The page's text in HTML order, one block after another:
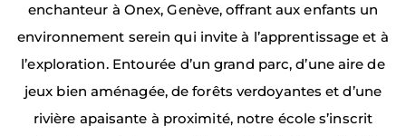
enchanteur à Onex, Genève, offrant aux enfants un
environnement serein qui invite à l’apprentissage et à
l’exploration. Entourée d’un grand parc, d’une aire de
jeux bien aménagée, de forêts verdoyantes et d’une
rivière apaisante à proximité, notre école s’inscrit